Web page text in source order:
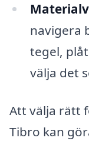
navigera
tegel,
välja det
Att välja rätt
Tibro kan